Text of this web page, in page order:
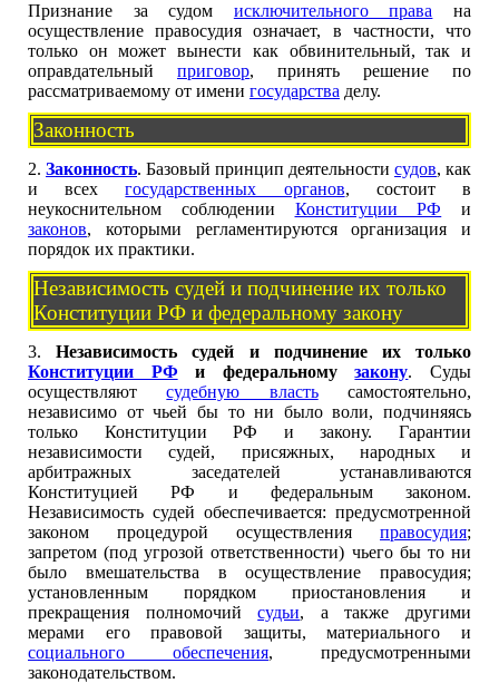
Признание за судом исключительного права на
осуществление правосудия означает, в частности, что
только он может вынести как обвинительный, так и
оправдательный приговор, принять решение по
рассматриваемому от имени государства делу.
Законность
2. Законность. Базовый принцип деятельности судов, как
и всехгосударственных органов, состоит в
неукоснительном соблюдении Конституции РФ и
законов, которыми регламентируются организация и
порядок их практики.
Независимость судей и подчинение их только
Конституции РФ и федеральному закону
3.Независимость судей и подчинение их только
Конституции РФ и федеральномузакону. Суды
осуществляютсудебную властьсамостоятельно,
независимо от чьей бы то ни было воли, подчиняясь
только Конституции РФ и закону. Гарантии
независимости судей, присяжных, народных и
арбитражных заседателей устанавливаются
Конституцией РФ и федеральным законом.
Независимость судей обеспечивается: предусмотренной
законом процедурой осуществления правосудия;
запретом (под угрозой ответственности) чьего бы то ни
было вмешательства в осуществление правосудия;
установленным порядком приостановления и
прекращения полномочийсудьи, а также другими
мерами его правовой защиты, материального и
социального обеспечения, предусмотренными
законодательством.